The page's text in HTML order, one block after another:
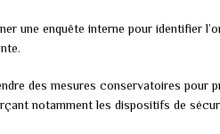
une enquête interne pour identifier
des mesures conservatoires pour
notamment les dispositifs de